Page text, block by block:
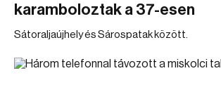
karamboloztak a 37-esen
Sátoraljaújhely és Sárospatak között.